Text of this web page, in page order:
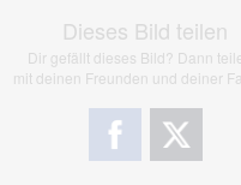
Dieses Bild teilen
Dir gefällt dieses Bild? Dann
mit deinen Freunden und deiner